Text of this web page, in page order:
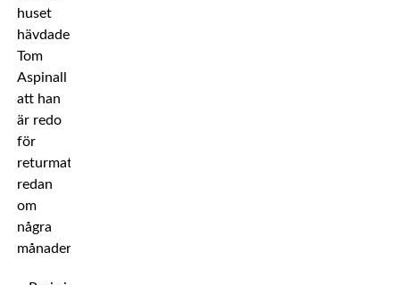
huset
hävdade
Tom
Aspinall
att han
är redo
för
returmatchen
redan
om
några
månader.